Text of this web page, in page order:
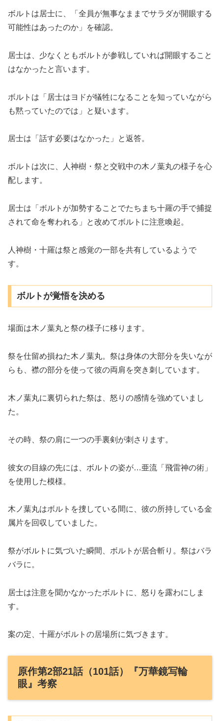
ボルトは居士に、「全員が無事なままでサラダが開眼する
可能性はあったのか」を確認。
居士は、少なくともボルトが参戦していれば開眼すること
はなかったと言います。
ボルトは「居士はヨドが犠牲になることを知っていながら
も黙っていたのでは」と疑います。
居士は「話す必要はなかった」と返答。
ボルトは次に、人神樹・祭と交戦中の木ノ葉丸の様子を心
配します。
居士は「ボルトが加勢することでたちまち十羅の手で捕捉
されて命を奪われる」と改めてボルトに注意喚起。
人神樹・十羅は祭と感覚の一部を共有しているようで
す。
ボルトが覚悟を決める
場面は木ノ葉丸と祭の様子に移ります。
祭を仕留め損ねた木ノ葉丸。祭は身体の大部分を失いなが
らも、襟の部分を使って彼の両肩を突き刺しています。
木ノ葉丸に裏切られた祭は、怒りの感情を強めていまし
た。
その時、祭の肩に一つの手裏剣が刺さります。
彼女の目線の先には、ボルトの姿が…亜流「飛雷神の術」
を使用した模様。
木ノ葉丸はボルトを捜している間に、彼の所持している金
属片を回収していました。
祭がボルトに気づいた瞬間、ボルトが居合斬り。祭はバラ
バラに。
居士は注意を聞かなかったボルトに、怒りを露わにしま
す。
案の定、十羅がボルトの居場所に気づきます。
原作第2部21話（101話）『万華鏡写輪
眼』考察